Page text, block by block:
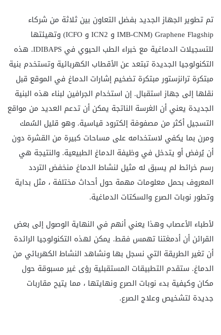
تم تطوير الجهاز الجديد بفضل التعاون بين ثلاثة من شركاء
Graphene Flagship (IMB-CNM و ICN2 و ICFO) وتهيئتها
للتسجيلات الدماغية مع خبراء الطب الحيوي في IDIBAPS. هذه
التكنولوجيا الجديدة تبتعد عن الأقطاب الكهربائية وتستخدم بنية
مبتكرة ترانزستور مبتكرة تضخيم إشارات الدماغ في الموقع قبل
نقلها إلى جهاز استقبال. إن استخدام الجرافين لبناء هذه البنية
الجديدة يعني أن الغرسة الناتجة يمكن أن تدعم العديد من مواقع
التسجيل أكثر من مصفوفة إلكترود قياسية. وهو قليل السُمك
ومرن بما يكفي لاستخدامه على مساحات كبيرة من القشرة دون
أن يُرفض أو يتدخل في وظيفة الدماغ الطبيعية. والنتيجة هي
رسم خرائط لم يسبق له مثيل لنشاط الدماغ منخفض التردد
المعروف بحمل معلومات مهمة حول أحداث مختلفة ، مثل بداية
وتطور نوبات الصرع والسكتات الدماغية.
لأطباء الأعصاب وهذا يعني أنهم في النهاية الوصول إلى بعض
القرائن أن أدمغتنا تهمس فقط. يمكن لهذه التكنولوجيا الرائدة
أن تغير الطريقة التي نسجل بها ونشاهد النشاط الكهربائي من
الدماغ. ستقدم التطبيقات المستقبلية رؤى غير مسبوقة حول
مكان وكيفية بدء نوبات الصرع ونهايتها ، مما يتيح مقاربات
جديدة لتشخيص وعلاج الصرع.